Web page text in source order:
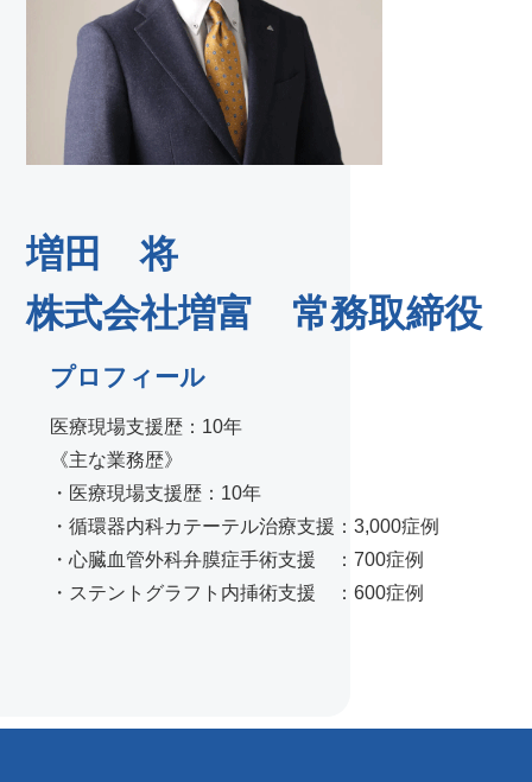
増田 将
株式会社増富 常務取締役
プロフィール
医療現場支援歴：10年
《主な業務歴》
・医療現場支援歴：10年
・循環器内科カテーテル治療支援：3,000症例
・心臓血管外科弁膜症手術支援 ：700症例
・ステントグラフト内挿術支援 ：600症例